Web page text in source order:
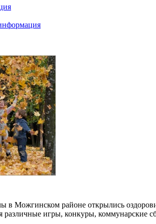
в Можгинском районе открылись
различные игры, конкуры, коммунарские